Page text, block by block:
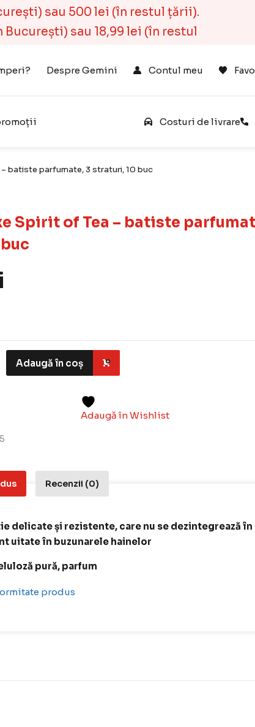
sau 500 lei (în restul țării).
sau 18,99 lei (în restul
Despre Gemini Contul meu
Costuri de livrare
– batiste parfumate, 3 straturi, 10 buc
Spirit of Tea – batiste
Adaugă în coș
Adaugă în Wishlist
Recenzii (0)
delicate și rezistente, care nu se dezintegrează în
uitate în buzunarele hainelor
pură, parfum
produs